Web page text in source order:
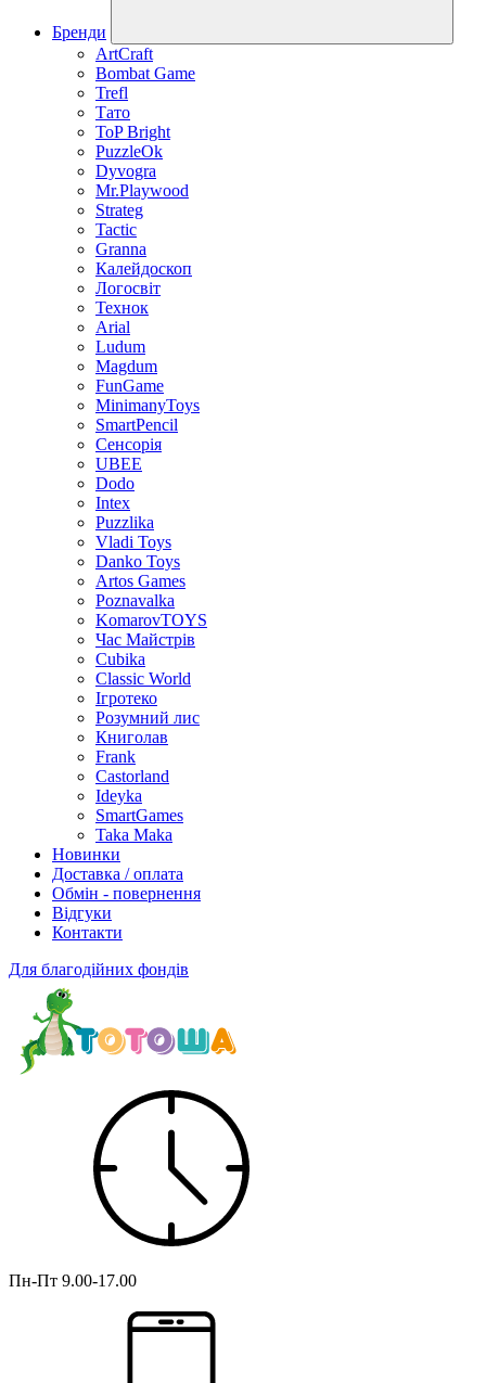
Бренди
ArtCraft
Bombat Game
Trefl
Тато
ToP Bright
PuzzleOk
Dyvogra
Mr.Playwood
Strateg
Tactic
Granna
Калейдоскоп
Логосвіт
Технок
Arial
Ludum
Magdum
FunGame
MinimanyToys
SmartPencil
Сенсорія
UBEE
Dodo
Intex
Puzzlika
Vladi Toys
Danko Toys
Artos Games
Poznavalka
KomarovTOYS
Час Майстрів
Cubika
Classic World
Ігротеко
Розумний лис
Книголав
Frank
Castorland
Ideyka
SmartGames
Taka Maka
Новинки
Доставка / оплата
Обмін - повернення
Відгуки
Контакти
Для благодійних фондів
Пн-Пт 9.00-17.00